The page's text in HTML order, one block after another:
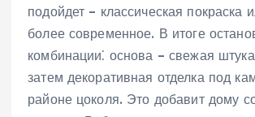
подойдет – классическая покраска
более современное. В итоге
комбинации⁚ основа – свежая
затем декоративная отделка под
районе цоколя. Это добавит дому